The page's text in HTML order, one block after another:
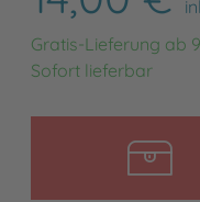
Gratis-Lieferung ab 9
Sofort lieferbar